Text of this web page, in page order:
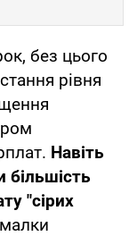
без цього
рівня
Навіть
більшість
"сірих